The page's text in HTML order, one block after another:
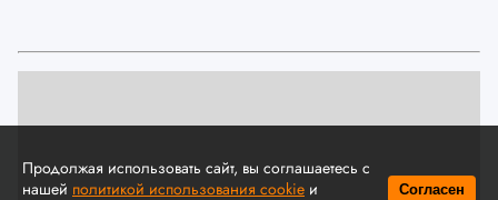
Продолжая использовать сайт, вы соглашаетесь с
нашей политикой использования cookie и
Согласен